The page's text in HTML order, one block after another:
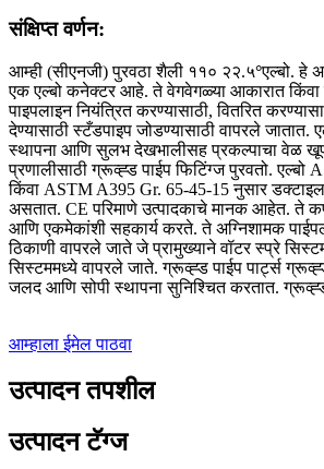
संक्षिप्त वर्णन:
आम्ही (सीएनजी) पुरवठा शैली ११० २२.५°एल्बो. हे
एक एल्बो कनेक्टर आहे. ते वेगवेगळ्या आकारात किंवा
पाइपलाइन नियंत्रित करण्यासाठी, वितरित
देण्यासाठी स्टँडपाइप जोडण्यासाठी वापरले जातात.
स्थापना आणि सुलभ देखभालीसह प्रकल्पाचा वेळ
प्रणालीसाठी ग्रूव्ह्ड पाईप फिटिंग्ज पुरवतो.
किंवा ASTM A395 Gr. 65-45-15 नुसार
असतात. CE परिमाणे उत्पादकाचे मानक आहेत. ते
आणि एकमेकांशी सहकार्य करते. ते अग्निशामक
ठिकाणी वापरले जाते जे प्रामुख्याने वॉटर स्प्रे
सिस्टममध्ये वापरले जाते. ग्रूव्ह्ड पाईप पार्ट्स
जलद आणि सोपी स्थापना सुनिश्चित करतात.
आम्हाला ईमेल पाठवा
उत्पादन तपशील
उत्पादन टॅग्ज